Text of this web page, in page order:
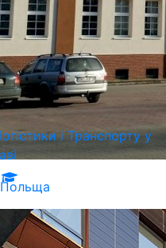
і Транспорту у